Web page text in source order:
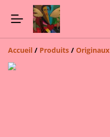
Accueil / Produits / Originaux